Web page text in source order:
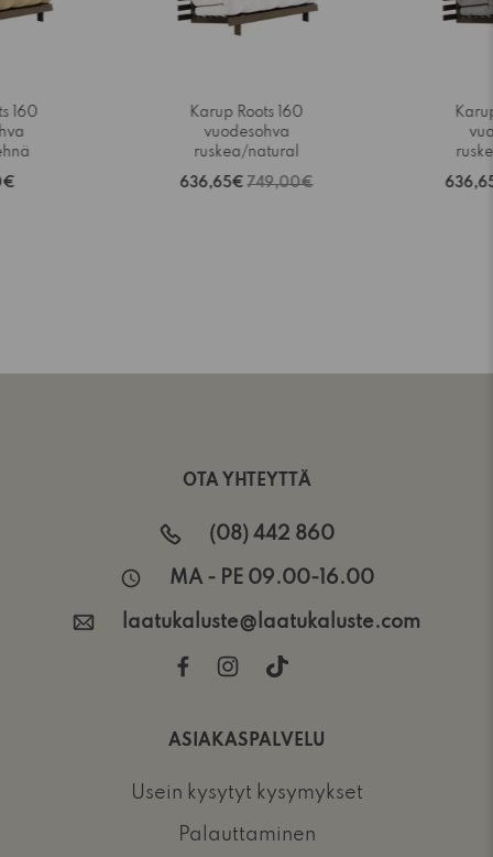
160
Karup Roots 160
vuodesohva
ruskea/natural
636,65€ 749,00€
OTA YHTEYTTÄ
(08) 442 860
MA - PE 09.00-16.00
laatukaluste@laatukaluste.com
ASIAKASPALVELU
Usein kysytyt kysymykset
Palauttaminen